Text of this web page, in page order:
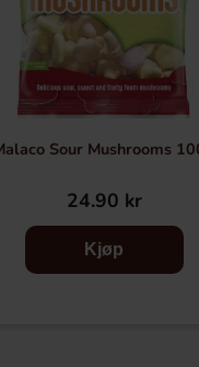
Sour Mushrooms
24.90 kr
Kjøp